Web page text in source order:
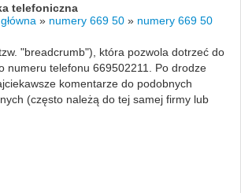
telefoniczna
» numery 669 50 » numery 669 50
"breadcrumb"), która pozwola dotrzeć do
numeru telefonu 669502211. Po drodze
komentarze do podobnych
(często należą do tej samej firmy lub